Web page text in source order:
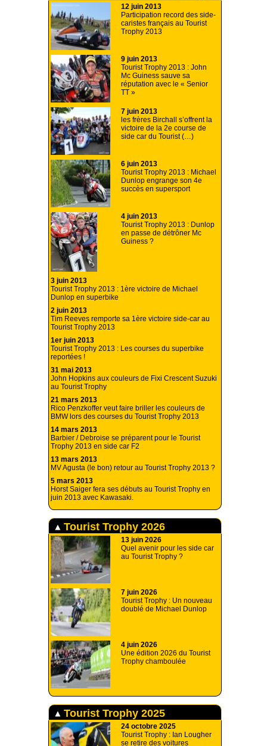
12 juin 2013
Participation record des side-
caristes français au Tourist
Trophy 2013
9 juin 2013
Tourist Trophy 2013 : John
Mc Guiness sauve sa
réputation avec le « Senior
TT »
7 juin 2013
les frères Birchall s’offrent la
victoire de la 2e course de
side car du Tourist (…)
6 juin 2013
Tourist Trophy 2013 : Michael
Dunlop engrange son 4e
succès en supersport
4 juin 2013
Tourist Trophy 2013 : Dunlop
en passe de détrôner Mc
Guiness ?
3 juin 2013
Tourist Trophy 2013 : 1ère victoire de Michael
Dunlop en superbike
2 juin 2013
Tim Reeves remporte sa 1ère victoire side-car au
Tourist Trophy 2013
1er juin 2013
Tourist Trophy 2013 : Les courses du superbike
reportées !
31 mai 2013
John Hopkins aux couleurs de Fixi Crescent Suzuki
au Tourist Trophy
21 mars 2013
Rico Penzkoffer veut faire briller les couleurs de
BMW lors des courses du Tourist Trophy 2013
14 mars 2013
Barbier / Debroise se préparent pour le Tourist
Trophy 2013 en side car F2
13 mars 2013
MV Agusta (le bon) retour au Tourist Trophy 2013 ?
5 mars 2013
Horst Saiger fera ses débuts au Tourist Trophy en
juin 2013 avec Kawasaki.
Tourist Trophy 2026
13 juin 2026
Quel avenir pour les side car
au Tourist Trophy ?
7 juin 2026
Tourist Trophy : Un nouveau
doublé de Michael Dunlop
4 juin 2026
Une édition 2026 du Tourist
Trophy chamboulée
Tourist Trophy 2025
24 octobre 2025
Tourist Trophy : Ian Lougher
se retire des voitures